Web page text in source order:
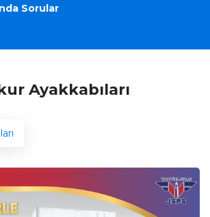
Sorular
Ayakkabıları